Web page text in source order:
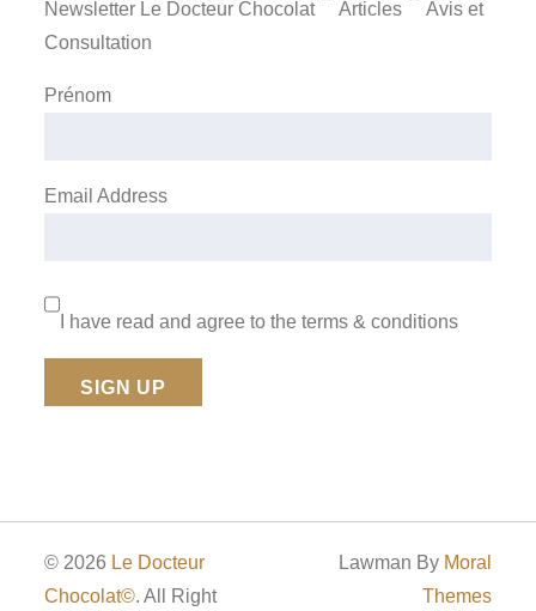
Newsletter Le Docteur Chocolat Articles
Avis et
Consultation
Prénom
Email Address
I have read and agree to the terms & conditions
© 2026 Le Docteur
Chocolat©. All Right
Lawman By Moral
Themes